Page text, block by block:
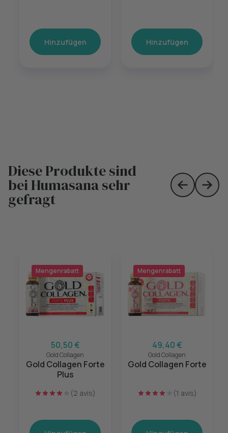
Hinzufügen Hinzufügen
Diese Produkte sind
bei Humasana sehr
gefragt Skip toSkip
Mengenrabatt
50,50 €
Gold Collagen
Gold Collagen Forte
Plus
(2 avis)
Mengenrabatt
49,40 €
Gold Collagen
Gold Collagen Forte
(1 avis)